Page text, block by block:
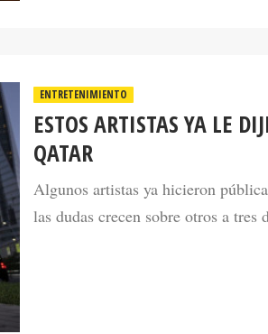
ESTOS ARTISTAS YA LE
QATAR
Algunos artistas ya hicieron pública
las dudas crecen sobre otros a